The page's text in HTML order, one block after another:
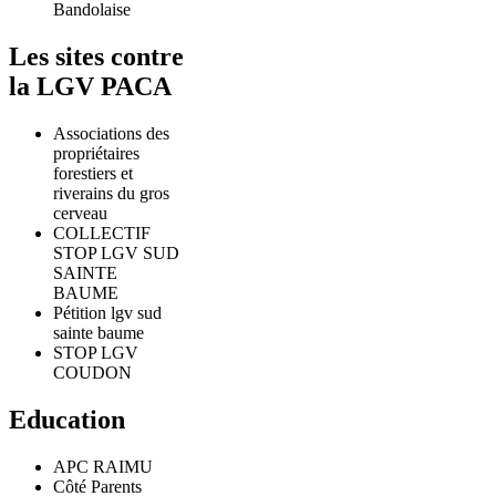
Bandolaise
Les sites contre
la LGV PACA
Associations des
propriétaires
forestiers et
riverains du gros
cerveau
COLLECTIF
STOP LGV SUD
SAINTE
BAUME
Pétition lgv sud
sainte baume
STOP LGV
COUDON
Education
APC RAIMU
Côté Parents